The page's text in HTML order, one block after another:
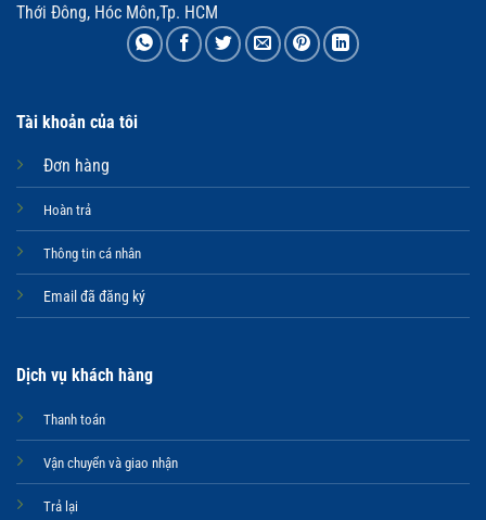
Thới Đông, Hóc Môn,Tp. HCM
Tài khoản của tôi
Đơn hàng
Hoàn trả
Thông tin cá nhân
Email đã đăng ký
Dịch vụ khách hàng
Thanh toán
Vận chuyển và giao nhận
Trả lại